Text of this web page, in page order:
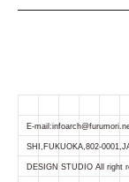
E-
SHI,FUKUOKA,802-
DESIGN STUDIO All right